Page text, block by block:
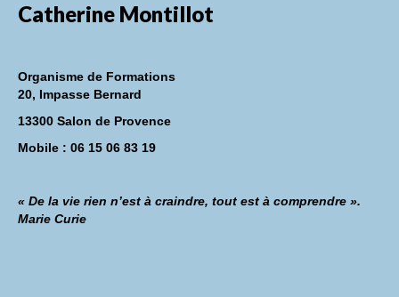
Catherine Montillot
Organisme de Formations
20, Impasse Bernard
13300 Salon de Provence
Mobile : 06 15 06 83 19
« De la vie rien n’est à craindre, tout est à comprendre ».
Marie Curie